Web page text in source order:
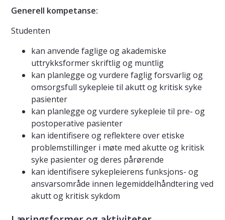
Generell kompetanse:
Studenten
kan anvende faglige og akademiske
uttrykksformer skriftlig og muntlig
kan planlegge og vurdere faglig forsvarlig og
omsorgsfull sykepleie til akutt og kritisk syke
pasienter
kan planlegge og vurdere sykepleie til pre- og
postoperative pasienter
kan identifisere og reflektere over etiske
problemstillinger i møte med akutte og kritisk
syke pasienter og deres pårørende
kan identifisere sykepleierens funksjons- og
ansvarsområde innen legemiddelhåndtering ved
akutt og kritisk sykdom